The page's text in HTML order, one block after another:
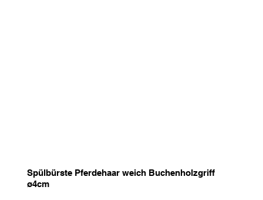
Spülbürste Pferdehaar weich Buchenholzgriff
ø4cm